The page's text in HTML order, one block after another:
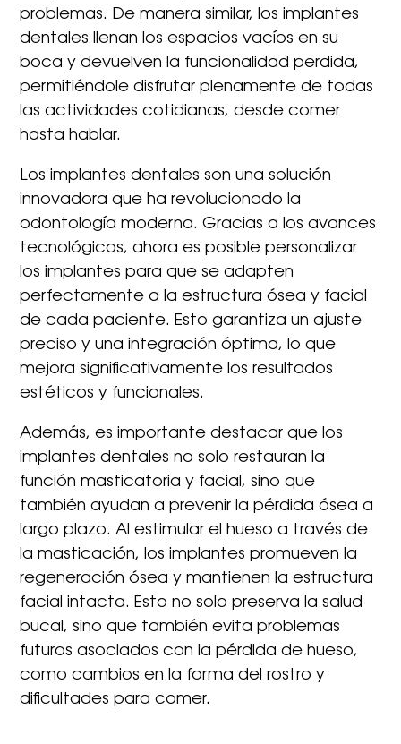
problemas. De manera similar, los implantes
dentales llenan los espacios vacíos en su
boca y devuelven la funcionalidad perdida,
permitiéndole disfrutar plenamente de todas
las actividades cotidianas, desde comer
hasta hablar.
Los implantes dentales son una solución
innovadora que ha revolucionado la
odontología moderna. Gracias a los avances
tecnológicos, ahora es posible personalizar
los implantes para que se adapten
perfectamente a la estructura ósea y facial
de cada paciente. Esto garantiza un ajuste
preciso y una integración óptima, lo que
mejora significativamente los resultados
estéticos y funcionales.
Además, es importante destacar que los
implantes dentales no solo restauran la
función masticatoria y facial, sino que
también ayudan a prevenir la pérdida ósea a
largo plazo. Al estimular el hueso a través de
la masticación, los implantes promueven la
regeneración ósea y mantienen la estructura
facial intacta. Esto no solo preserva la salud
bucal, sino que también evita problemas
futuros asociados con la pérdida de hueso,
como cambios en la forma del rostro y
dificultades para comer.